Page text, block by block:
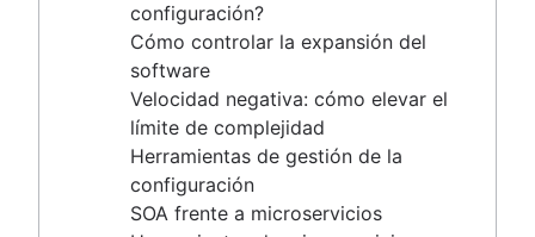
Computación en la nube
Presentación
Comparación de contenedores y máquinas
virtuales
Infraestructura como código (IaC)
La infraestructura como servicio (IaaS)
Plataforma como servicio (PaaS)
configuración?
Cómo controlar la expansión del
software
Velocidad negativa: cómo elevar el
límite de complejidad
Herramientas de gestión de la
configuración
SOA frente a microservicios